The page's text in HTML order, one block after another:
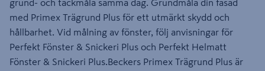
grund- och täckmåla samma dag. Grundmåla din fasad
med Primex Trägrund Plus för ett utmärkt skydd och
hållbarhet. Vid målning av fönster, följ anvisningar för
Perfekt Fönster & Snickeri Plus och Perfekt Helmatt
Fönster & Snickeri Plus.Beckers Primex Trägrund Plus är